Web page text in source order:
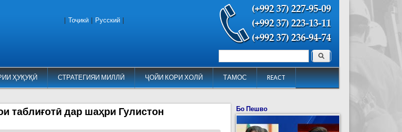
ҲУҚУҚӢ СТРАТЕГИЯИ МИЛЛӢ ҶОЙИ КОРИ ХОЛӢ ТАМОС REACT
Форма поиска Поиск
Тоҷикӣ Русский
таблиғотӣ дар шаҳри Гулистон Бо Пешво